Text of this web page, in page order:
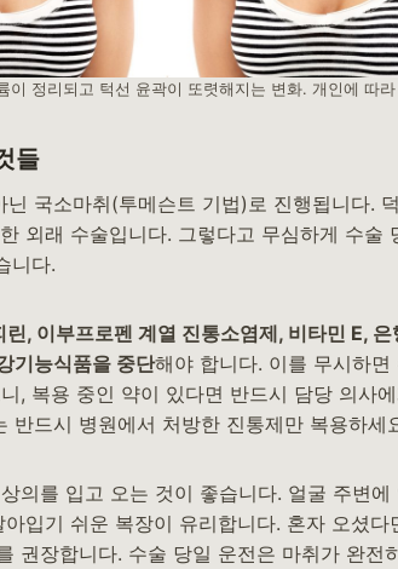
정리되고 턱선 윤곽이 또렷해지는 변화. 개인에 따
들
국소마취(투메슨트 기법)로 진행됩니다.
외래 수술입니다. 그렇다고 무심하게 수술
니다.
린, 이부프로펜 계열 진통소염제, 비타민 E,
기능식품을 중단해야 합니다. 이를 무시하
, 복용 중인 약이 있다면 반드시 담당 의사
반드시 병원에서 처방한 진통제만 복용하세
의를 입고 오는 것이 좋습니다. 얼굴 주변
입기 쉬운 복장이 유리합니다. 혼자 오셨
권장합니다. 수술 당일 운전은 마취가 완전